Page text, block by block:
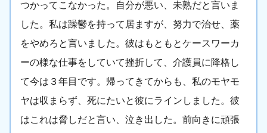
つかってこなかった。自分が悪い、未熟だと言いま
した。私は躁鬱を持って居ますが、努力で治せ、薬
をやめろと言いました。彼はもともとケースワーカ
ーの様な仕事をしていて挫折して、介護員に降格し
て今は３年目です。帰ってきてからも、私のモヤモ
ヤは収まらず、死にたいと彼にラインしました。彼
はこれは脅しだと言い、泣き出した。前向きに頑張